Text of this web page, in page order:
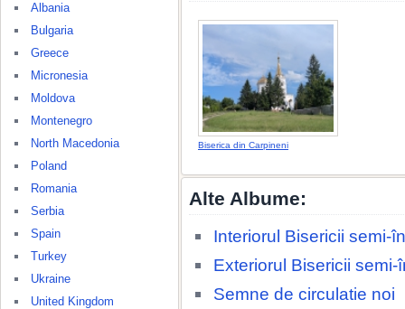
Albania
Bulgaria
Greece
Micronesia
Moldova
Montenegro
North Macedonia
Poland
Romania
Serbia
Spain
Turkey
Ukraine
United Kingdom
Biserica din Carpineni
Alte Albume:
Interiorul Bisericii semi-
Exteriorul Bisericii
Semne de circulatie noi